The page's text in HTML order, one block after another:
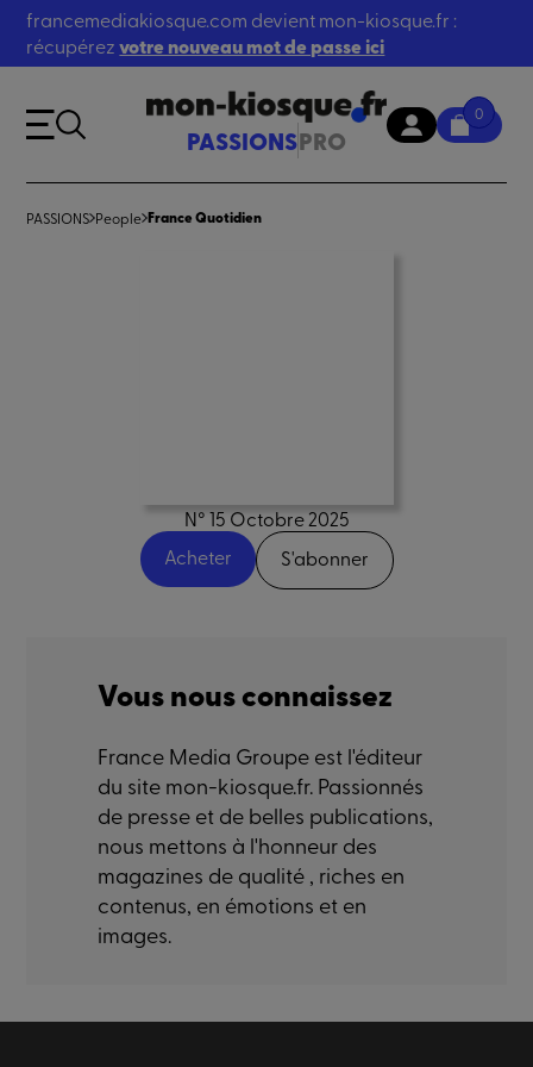
francemediakiosque.com devient mon-kiosque.fr :
récupérezvotre nouveau mot de passe ici
PASSIONSPRO
0
PASSIONS People France Quotidien
N° 15 Octobre 2025
Acheter
S'abonner
Vous nous connaissez
France Media Groupe est l'éditeur
du site mon-kiosque.fr. Passionnés
de presse et de belles publications,
nous mettons à l'honneur des
magazines de qualité , riches en
contenus, en émotions et en
images.